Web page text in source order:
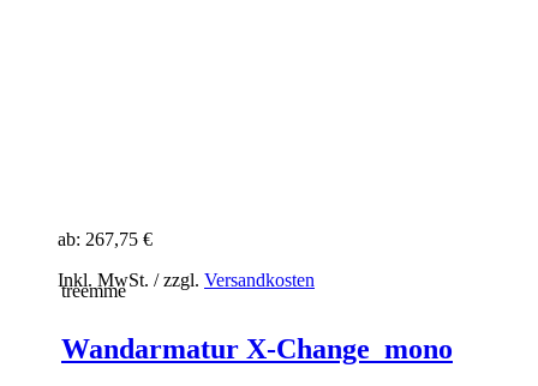
ab: 267,75 €
Inkl. MwSt. / zzgl. Versandkosten
treemme
Wandarmatur X-Change_mono